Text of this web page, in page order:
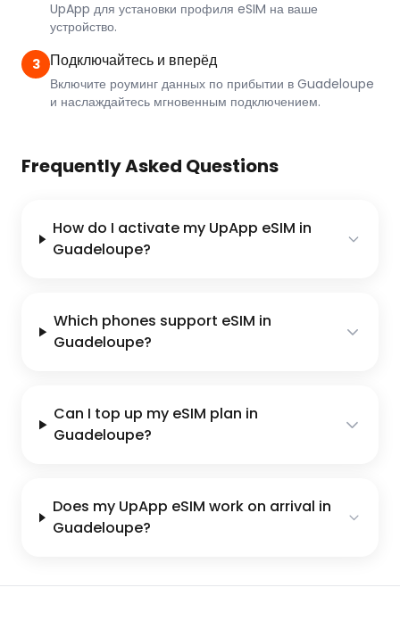
UpApp для установки профиля eSIM на ваше
устройство.
3 Подключайтесь и вперёд
Включите роуминг данных по прибытии в Guadeloupe
и наслаждайтесь мгновенным подключением.
Frequently Asked Questions
How do I activate my UpApp eSIM in
Guadeloupe?
Which phones support eSIM in
Guadeloupe?
Can I top up my eSIM plan in
Guadeloupe?
Does my UpApp eSIM work on arrival in
Guadeloupe?